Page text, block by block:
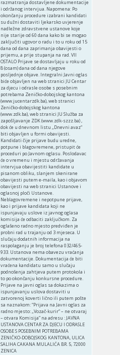
razmatranja dostavljene dokumentacije
i održanog intervjua. Napomena: Po
okončanju procedure izabrani kandidati
su dužni dostaviti ljekarsko uvjerenje
nadležne zdravstvene ustanove koje
nije starije od 60 dana kako bi se mogao
zaključiti ugovor o radu i to u roku od 15
dana od dana zaprimanja obavijesti o
prijemu, a prije stupanja na rad. VII
OSTALO Prijave se dostavljaju u roku od
8 (osam) dana od dana njegove
posljednje objave. Integralni Javni oglas
biće objavljen na web stranici JU Centar
za djecu i odrasle osobe s posebnim
potrebama Zeničko-dobojskog kantona
(www.jucentarzdk.ba), web stranici
Zeničko-dobojskog kantona
(www.zdk.ba), web stranici JU Služba za
zapošljavanje ZDK (www.zdk-szzz.ba) ,
dok će u dnevnom listu „Dnevni avaz“
biti objavljen u formi obavijesti.
Kandidati čije prijave budu uredne,
potpune i blagovremene, pristupit će
proceduri po Javnom oglasu. Poslodavac
će o vremenu i mjestu održavanja
intervjua obavijestiti kandidate u
pisanom obliku, slanjem skenirane
obavijesti putem e-maila, kao i objavom
obavijesti na web stranici Ustanove i
oglasnoj ploči Ustanove.
Neblagovremene i nepotpune prijave,
kao i prijave kandidata koji ne
ispunjavaju uslove iz javnog oglasa
komisija će odbaciti zaključkom. Za
oglašeno radno mjesto predviđen je
probni rad u trajanju od 3 mjeseca. U
slučaju dodatnih informacija na
raspolaganju je broj telefona 032/465-
933. Ustanova nema obavezu vraćanja
dokumentacije. Dokumentacija će biti
vraćena kandidatu samo u slučaju
podnošenja zahtjeva putem protokola i
to po okončanju konkursne procedure.
Prijave na javni oglas sa dokazima o
ispunjavanju uslova dostaviti u
zatvorenoj koverti lično ili putem pošte
sa naznakom: “Prijava na Javni oglas za
radno mjesto: „Vozač-kurir“ – ne otvaraj
– otvara Komisija” na adresu : JAVNA
USTANOVA CENTAR ZA DJECU I ODRASLE
OSOBE S POSEBNIM POTREBAMA
ZENIČKO-DOBOJSKOG KANTONA, ULICA
SALIHA CAKANA MULALIĆA BR. 5, 72000
ZENICA